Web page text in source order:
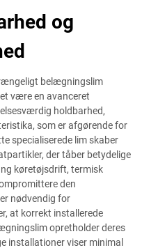
og
belægningslim
være en avanceret
holdbarhed,
som er afgørende for
specialiserede lim skaber
der tåber betydelige
køretøjsdrift, termisk
den
nødvendig for
at korrekt installerede
opretholder deres
installationer viser minimal